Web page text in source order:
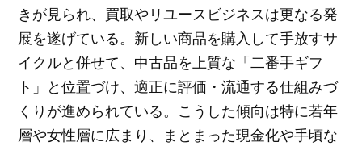
きが見られ、買取やリユースビジネスは更なる発
展を遂げている。新しい商品を購入して手放すサ
イクルと併せて、中古品を上質な「二番手ギフ
ト」と位置づけ、適正に評価・流通する仕組みづ
くりが進められている。こうした傾向は特に若年
層や女性層に広まり、まとまった現金化や手頃な